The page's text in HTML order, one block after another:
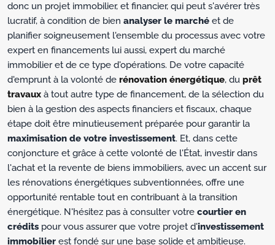
donc un projet immobilier, et financier, qui peut s'avérer très
lucratif, à condition de bien analyser le marché et de
planifier soigneusement l'ensemble du processus avec votre
expert en financements lui aussi, expert du marché
immobilier et de ce type d'opérations. De votre capacité
d'emprunt à la volonté de rénovation énergétique, du prêt
travaux à tout autre type de financement, de la sélection du
bien à la gestion des aspects financiers et fiscaux, chaque
étape doit être minutieusement préparée pour garantir la
maximisation de votre investissement. Et, dans cette
conjoncture et grâce à cette volonté de l'État, investir dans
l'achat et la revente de biens immobiliers, avec un accent sur
les rénovations énergétiques subventionnées, offre une
opportunité rentable tout en contribuant à la transition
énergétique. N'hésitez pas à consulter votre courtier en
crédits pour vous assurer que votre projet d'investissement
immobilier est fondé sur une base solide et ambitieuse.